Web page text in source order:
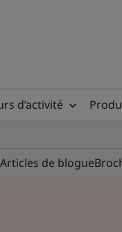
d’activité
Articles de blogue